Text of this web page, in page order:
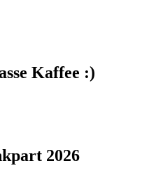
Kaffee :)
2026